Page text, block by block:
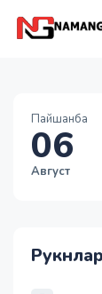
Пайшанба
06
Август
Рукнлар